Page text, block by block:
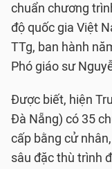
chuẩn chương
độ quốc gia Việt
TTg, ban hành
Phó giáo sư
Được biết, hiện
Đà Nẵng) có 35
cấp bằng cử
sâu đặc thù trình